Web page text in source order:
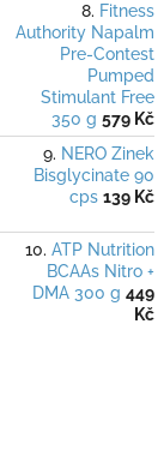
Fitness
Authority Napalm
Pre-Contest
Pumped
Stimulant Free
350 g 579 Kč
NERO Zinek
Bisglycinate 90
cps 139 Kč
ATP Nutrition
BCAAs Nitro +
DMA 300 g 449
Kč